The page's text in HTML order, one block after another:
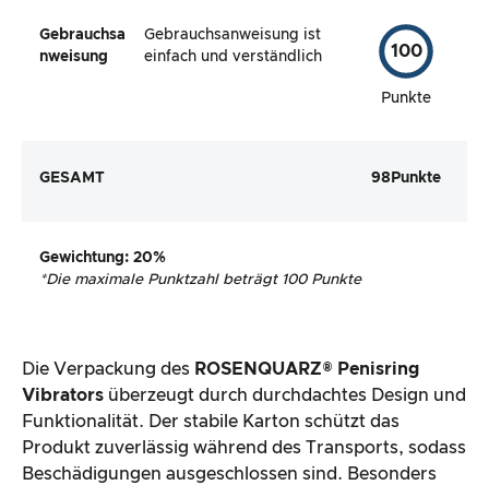
Gebrauchsa
nweisung
Gebrauchsanweisung ist
einfach und verständlich
100
Punkte
GESAMT 98 Punkte
Gewichtung: 20%
*Die maximale Punktzahl beträgt 100 Punkte
Die Verpackung des ROSENQUARZ® Penisring
Vibrators überzeugt durch durchdachtes Design und
Funktionalität. Der stabile Karton schützt das
Produkt zuverlässig während des Transports, sodass
Beschädigungen ausgeschlossen sind. Besonders